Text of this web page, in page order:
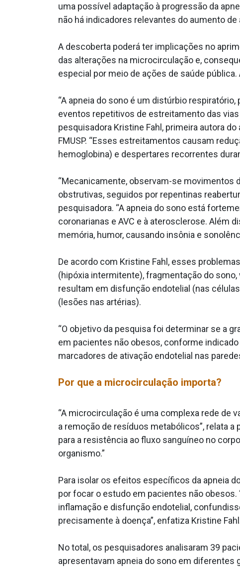
uma possível adaptação à progressão da
não há indicadores relevantes do aumento
A descoberta poderá ter implicações no
das alterações na microcirculação e,
especial por meio de ações de saúde
“A apneia do sono é um distúrbio
eventos repetitivos de estreitamento das vias
pesquisadora Kristine Fahl, primeira autora
FMUSP. “Esses estreitamentos causam
hemoglobina) e despertares recorrentes
“Mecanicamente, observam-se movimentos
obstrutivas, seguidos por repentinas
pesquisadora. “A apneia do sono está
coronarianas e AVC e à aterosclerose.
memória, humor, causando insônia e
De acordo com Kristine Fahl, esses
(hipóxia intermitente), fragmentação do
resultam em disfunção endotelial (nas
(lesões nas artérias).
“O objetivo da pesquisa foi determinar se a
em pacientes não obesos, conforme
marcadores de ativação endotelial nas
Por que a microcirculação importa?
“A microcirculação é uma complexa rede de
a remoção de resíduos metabólicos”, relata
para a resistência ao fluxo sanguíneo no
organismo.”
Para isolar os efeitos específicos da apneia
por focar o estudo em pacientes não
inflamação e disfunção endotelial,
precisamente à doença”, enfatiza Kristine
No total, os pesquisadores analisaram 39
apresentavam apneia do sono em diferentes